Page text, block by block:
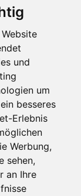
und
um
besseres
Erlebnis
Werbung,
sehen,
an Ihre
Dritter, auf
können wir für
Für die
Anbieter oder
Seiten
waren zum
ohne
zumutbar.
wir